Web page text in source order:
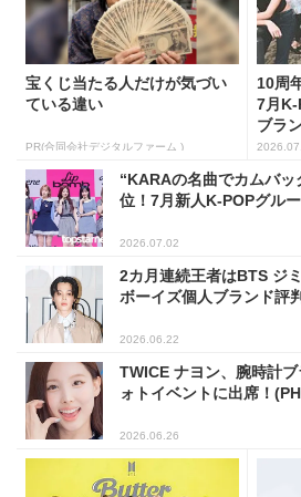
宝くじ当たる人だけが気づい
ている違い
PR(合同会社デジタルファーム )
10周
7月K-
ブラ
“KARAの名曲でカムバッ
位！7月新人K-POPグル
2026.07.02
2カ月連続王者はBTS ジ
ボーイズ個人ブランド評
2026.06.22
TWICE ナヨン、腕時計
ォトイベントに出席！
2026.06.26